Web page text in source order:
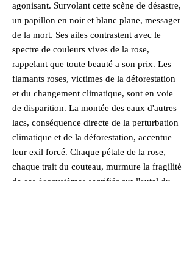
agonisant. Survolant cette scène de désastre,
un papillon en noir et blanc plane, messager
de la mort. Ses ailes contrastent avec le
spectre de couleurs vives de la rose,
rappelant que toute beauté a son prix. Les
flamants roses, victimes de la déforestation
et du changement climatique, sont en voie
de disparition. La montée des eaux d'autres
lacs, conséquence directe de la perturbation
climatique et de la déforestation, accentue
leur exil forcé. Chaque pétale de la rose,
chaque trait du couteau, murmure la fragilité
de ces écosystèmes sacrifiés sur l'autel du